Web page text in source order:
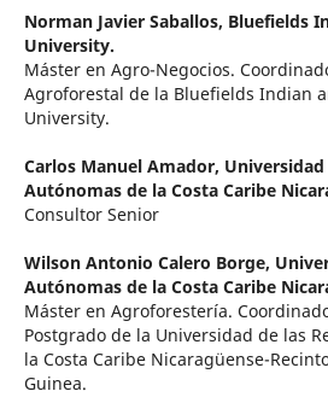
Norman Javier Saballos, Bluefields
University.
Máster en Agro-Negocios.
Agroforestal de la Bluefields Indian
University.
Carlos Manuel Amador, Universidad
Autónomas de la Costa Caribe
Consultor Senior
Wilson Antonio Calero Borge,
Autónomas de la Costa Caribe
Máster en Agroforestería.
Postgrado de la Universidad de las
la Costa Caribe Nicaragüense-
Guinea.